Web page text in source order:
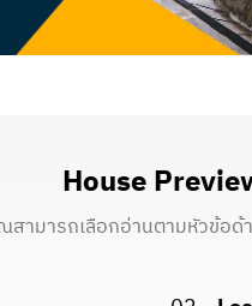
House
สามารถเลือกอ่านตามหัวข้อด้